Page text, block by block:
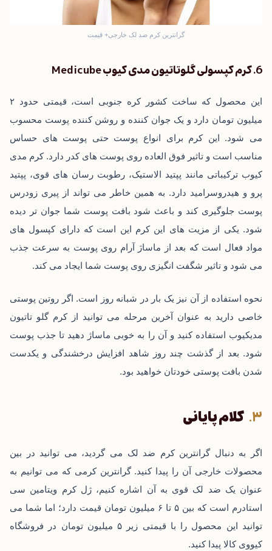
گرانترین کرم ضد لک خارجی+ قیمت
6. کرم کپسولی گلوتاتیون مدی کیوب Medicube
این محصول که ساخت کشور کره جنوبی است، قیمتی حدود ۲
میلیون تومان دارد و یک جوان کننده و روشن کننده پوست محسوب
می ‌شود. این کرم برای انواع پوست حتی پوست ‌های حساس
مناسب است و تاثیر فوق العاده روی پوست‌ های کدر دارد. کرم مدی
کیوب ترکیباتی مانند پپتید الاستیک، رطوبت رسان های قوی، پپتید
پرو و هیدروسرامید دارد. به همین خاطر می ‌تواند از پیری زودرس
پوست جلوگیری کند و باعث شود بافت پوست شما جوان ‌تر دیده
شود. یکی از مزیت ‌های این کرم این است که دارای کپسول‌ های
مواد فعال است که بعد از ماساژ آرام روی پوست به سرعت جذب
می‌ شود و تاثیر شگفت انگیزی روی پوست شما ایجاد می ‌کند.
نحوه استفاده از آن نیز یک بار در شبانه روز است. اگر روتین پوستی
خاصی دارید به عنوان آخرین مرحله می ‌توانید از کرم گلو تاتیون
مدیکیوب استفاده کنید و آن را به خوبی ماساژ دهید تا جذب پوست
شود. بعد از گذشت چند روز شاهد افزایش درخشندگی و یکدست
شدن بافت پوستی خودتان خواهید بود.
کلام پایانی
اگر به دنبال گرانترین کرم ضد لک می ‌گردید، می ‌توانید در بین
محصولات خارجی آن را پیدا کنید. گرانترین کرمی که می ‌توانیم به
عنوان یک ضد لک قوی به آن اشاره کنیم، ژل کرم ویتامین سی
استادرم است که بین ۵ تا ۶ میلیون تومان قیمت دارد؛ اما شما می
‌توانید این محصول را با قیمتی زیر ۵ میلیون تومان در
فروشگاه
کیووی کالا پیدا کنید.